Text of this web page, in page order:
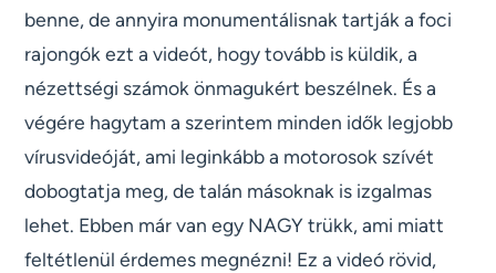
benne, de annyira monumentálisnak tartják a foci
rajongók ezt a videót, hogy tovább is küldik, a
nézettségi számok önmagukért beszélnek. És a
végére hagytam a szerintem minden idők legjobb
vírusvideóját, ami leginkább a motorosok szívét
dobogtatja meg, de talán másoknak is izgalmas
lehet. Ebben már van egy NAGY trükk, ami miatt
feltétlenül érdemes megnézni! Ez a videó rövid,